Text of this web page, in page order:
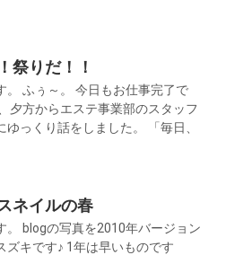
祭りだ！！
。 ふぅ～。 今日もお仕事完了で
夕方からエステ事業部のスタッフ
ゆっくり話をしました。 「毎日、
ネイルの春
。 blogの写真を2010年バージョン
ズキです♪ 1年は早いものです